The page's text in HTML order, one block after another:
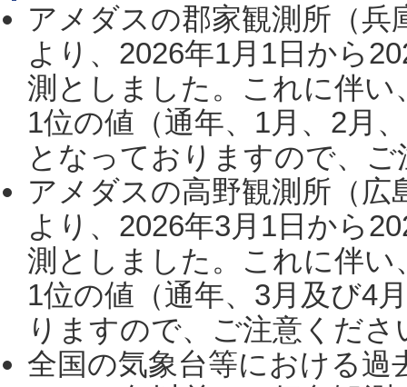
アメダスの郡家観測所（
より、2026年1月1日から
測としました。これに伴い
1位の値（通年、1月、2月
となっておりますので、
アメダスの高野観測所（
より、2026年3月1日から
測としました。これに伴い
1位の値（通年、3月及び4
りますので、ご注意くだ
全国の気象台等における過